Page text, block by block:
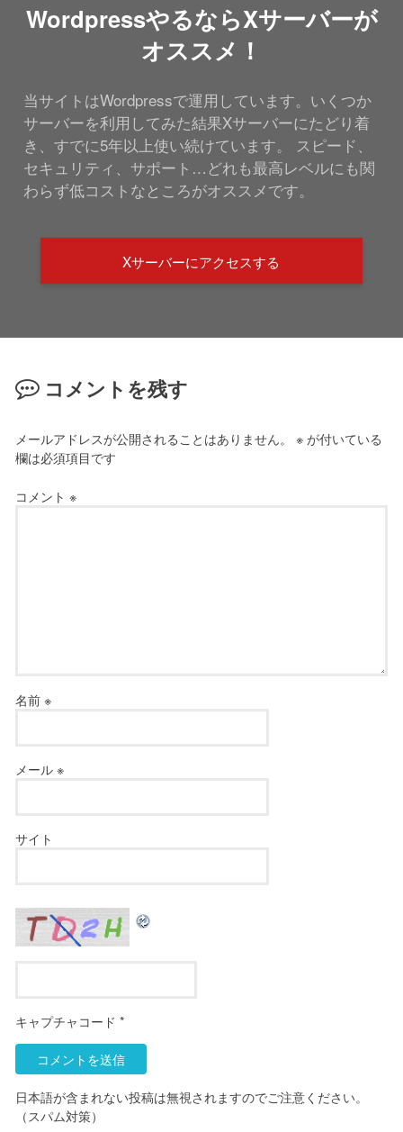
WordpressやるならXサーバーが
オススメ！
当サイトはWordpressで運用しています。いくつか
サーバーを利用してみた結果Xサーバーにたどり着
き、すでに5年以上使い続けています。 スピード、
セキュリティ、サポート…どれも最高レベルにも関
わらず低コストなところがオススメです。
Xサーバーにアクセスする
コメントを残す
メールアドレスが公開されることはありません。 ※が付いている
欄は必須項目です
コメント ※
名前※
メール※
サイト
キャプチャコード *
日本語が含まれない投稿は無視されますのでご注意ください。
（スパム対策）